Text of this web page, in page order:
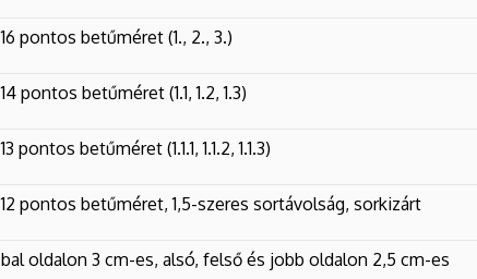
16 pontos betűméret (1., 2., 3.)
14 pontos betűméret (1.1, 1.2, 1.3)
13 pontos betűméret (1.1.1, 1.1.2, 1.1.3)
12 pontos betűméret, 1,5-szeres sortávolság, sorkizárt
bal oldalon 3 cm-es, alsó, felső és jobb oldalon 2,5 cm-es